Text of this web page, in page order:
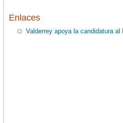
Enlaces
Valderrey apoya la candidatura